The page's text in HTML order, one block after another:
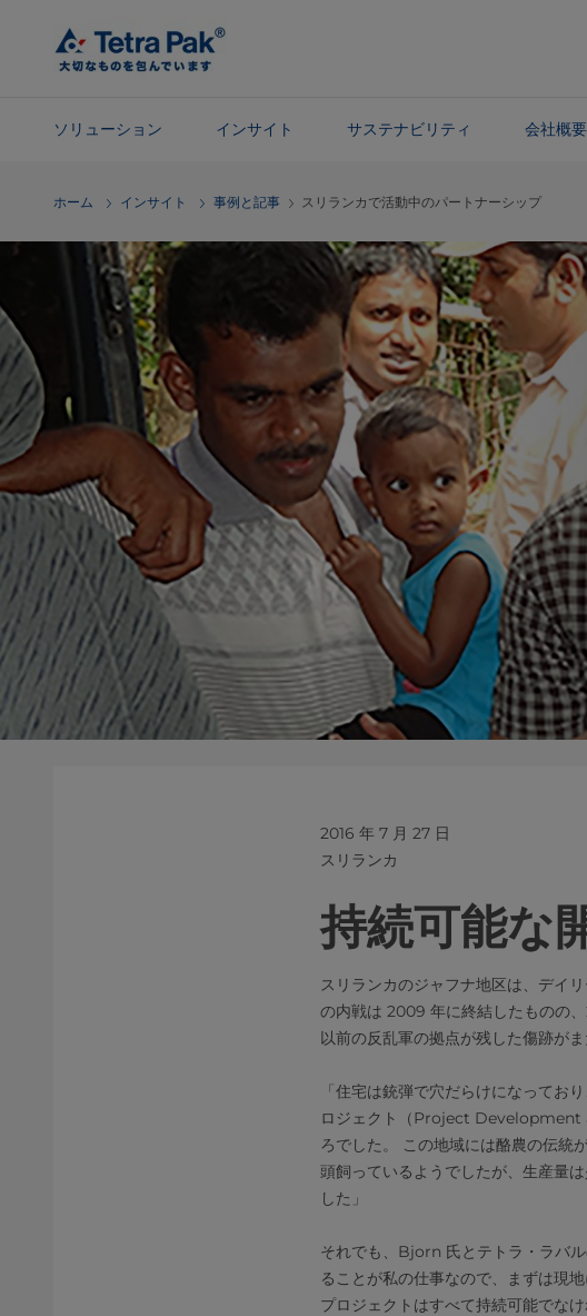
ソリューション インサイト サステナビリティ 会社概要
に
ス
キ
ホーム インサイト 事例と記事 スリランカで活動中のパートナーシップ
2016 年 7 月 27 日
スリランカ
持続可能な
スリランカのジャフナ地区は、デイ
の内戦は 2009 年に終結したものの
以前の反乱軍の拠点が残した傷跡が
「住宅は銃弾で穴だらけになって
ロジェクト（Project Development
ろでした。 この地域には酪農の伝統
頭飼っているようでしたが、生産量
した」
それでも、Bjorn 氏とテトラ・ラバ
ることが私の仕事なので、まずは現
プロジェクトはすべて持続可能でな